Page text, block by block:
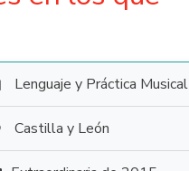
Lenguaje y Práctica Musical
Castilla y León